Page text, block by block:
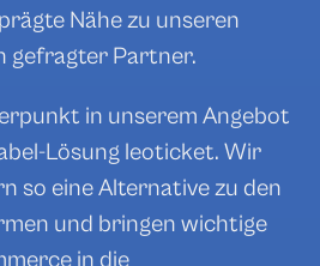
Nähe zu unseren
gefragter Partner.
in unserem Angebot
Lösung leoticket. Wir
so eine Alternative zu den
und bringen wichtige